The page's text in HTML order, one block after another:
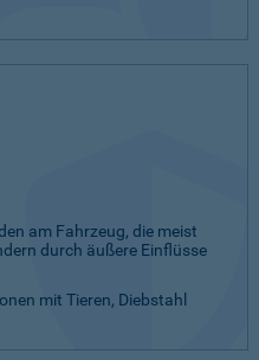
am Fahrzeug, die meist
durch äußere Einflüsse
mit Tieren, Diebstahl